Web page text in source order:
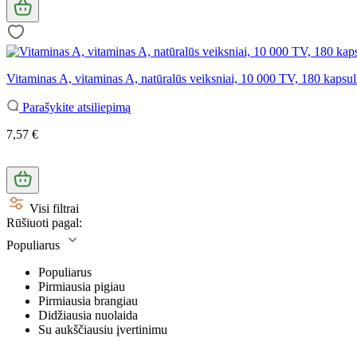
Vitaminas A, vitaminas A, natūralūs veiksniai, 10 000 TV, 180
Parašykite atsiliepimą
7,57 €
Visi filtrai
Rūšiuoti pagal:
Populiarus
Populiarus
Pirmiausia pigiau
Pirmiausia brangiau
Didžiausia nuolaida
Su aukščiausiu įvertinimu